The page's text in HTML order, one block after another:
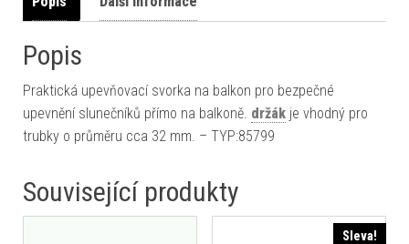
Popis
Praktická upevňovací svorka na balkon pro bezpečné
upevnění slunečníků přímo na balkoně. držák je vhodný pro
trubky o průměru cca 32 mm. – TYP:85799
Související produkty
Sleva!